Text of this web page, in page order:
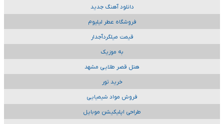
دانلود آهنگ جدید
فروشگاه عطر لیلیوم
قیمت میلگردآجدار
به موزیک
هتل قصر طلایی مشهد
خرید تور
فروش مواد شیمیایی
طراحی اپلیکیشن موبایل